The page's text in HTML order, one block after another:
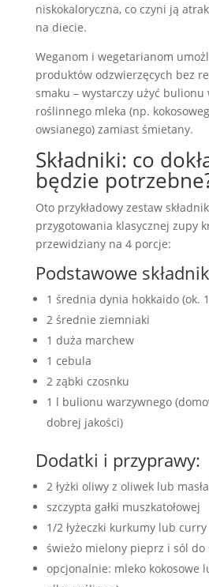
niskokaloryczna, co czyni ją
na diecie.
Weganom i wegetarianom
produktów odzwierzęcych bez
smaku – wystarczy użyć bulionu
roślinnego mleka (np.
owsianego) zamiast śmietany.
Składniki: co
będzie
Oto przykładowy zestaw
przygotowania klasycznej zupy
przewidziany na 4 porcje:
Podstawowe
1 średnia dynia hokkaido (ok.
2 średnie ziemniaki
1 duża marchew
1 cebula
2 ząbki czosnku
1 l bulionu warzywnego
dobrej jakości)
Dodatki i przyprawy:
2 łyżki oliwy z oliwek lub
szczypta gałki muszkatołowej
1/2 łyżeczki kurkumy lub curry
świeżo mielony pieprz i sól do
opcjonalnie: mleko kokosowe